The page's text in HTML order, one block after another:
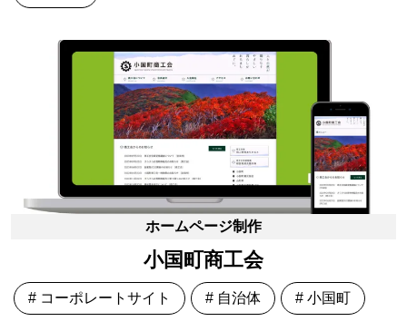
ホームページ制作
小国町商工会
# コーポレートサイト # 自治体 # 小国町